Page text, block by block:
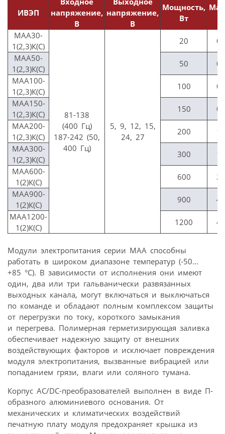
ИВЭП
напряжение,
В
напряжение,
В
Мощность,
Вт
МАА30-
1(2,3)К(С)
81-138
(400 Гц)
187-242 (50,
400 Гц)
5, 9, 12, 15,
24, 27
20
МАА50-
1(2,3)К(С)
50
МАА100-
1(2,3)К(С)
100
МАА150-
1(2,3)К(С)
150
МАА200-
1(2,3)К(С)
200
МАА300-
1(2,3)К(С)
300
МАА600-
1(2)К(С)
600
МАА900-
1(2)К(С)
900
МАА1200-
1(2)К(С)
1200
Модули электропитания серии МАА способны
работать в широком диапазоне температур (-50…
+85 °C). В зависимости от исполнения они имеют
один, два или три гальванически развязанных
выходных канала, могут включаться и выключаться
по команде и обладают полным комплексом защиты
от перегрузки по току, короткого замыкания
и перегрева. Полимерная герметизирующая заливка
обеспечивает надежную защиту от внешних
воздействующих факторов и исключает повреждения
модуля электропитания, вызванные вибрацией или
попаданием грязи, влаги или соляного тумана.
Корпус AC/DC-преобразователей выполнен в виде П-
образного алюминиевого основания. От
механических и климатических воздействий
печатную плату модуля предохраняет крышка из